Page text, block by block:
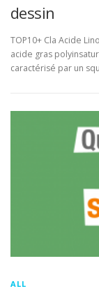
dessin
TOP10+ Cla Acide
acide gras
caractérisé par un
ALL